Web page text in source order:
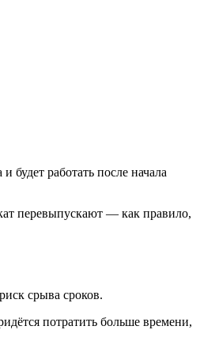
работать после начала
перевыпускают — как правило,
срыва сроков.
потратить больше времени,